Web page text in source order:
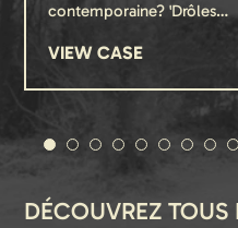
contemporaine? 'Drôles…
VIEW CASE
DÉCOUVREZ TOUS